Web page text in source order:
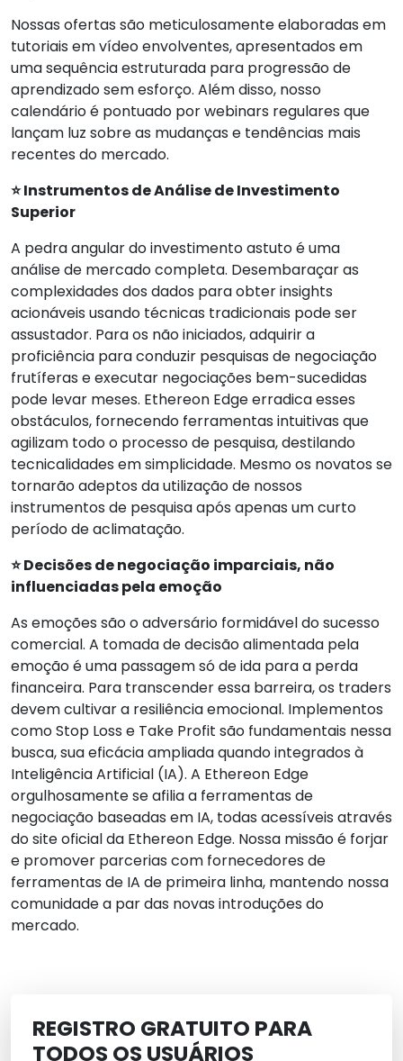
Nossas ofertas são meticulosamente elaboradas em
tutoriais em vídeo envolventes, apresentados em
uma sequência estruturada para progressão de
aprendizado sem esforço. Além disso, nosso
calendário é pontuado por webinars regulares que
lançam luz sobre as mudanças e tendências mais
recentes do mercado.
⭐ Instrumentos de Análise de Investimento
Superior
A pedra angular do investimento astuto é uma
análise de mercado completa. Desembaraçar as
complexidades dos dados para obter insights
acionáveis usando técnicas tradicionais pode ser
assustador. Para os não iniciados, adquirir a
proficiência para conduzir pesquisas de negociação
frutíferas e executar negociações bem-sucedidas
pode levar meses. Ethereon Edge erradica esses
obstáculos, fornecendo ferramentas intuitivas que
agilizam todo o processo de pesquisa, destilando
tecnicalidades em simplicidade. Mesmo os novatos se
tornarão adeptos da utilização de nossos
instrumentos de pesquisa após apenas um curto
período de aclimatação.
⭐ Decisões de negociação imparciais, não
influenciadas pela emoção
As emoções são o adversário formidável do sucesso
comercial. A tomada de decisão alimentada pela
emoção é uma passagem só de ida para a perda
financeira. Para transcender essa barreira, os traders
devem cultivar a resiliência emocional. Implementos
como Stop Loss e Take Profit são fundamentais nessa
busca, sua eficácia ampliada quando integrados à
Inteligência Artificial (IA). A Ethereon Edge
orgulhosamente se afilia a ferramentas de
negociação baseadas em IA, todas acessíveis através
do site oficial da Ethereon Edge. Nossa missão é forjar
e promover parcerias com fornecedores de
ferramentas de IA de primeira linha, mantendo nossa
comunidade a par das novas introduções do
mercado.
REGISTRO GRATUITO PARA
TODOS OS USUÁRIOS